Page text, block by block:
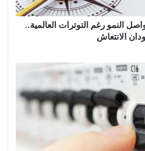
النمو رغم التوترات العالمية..
الانتعاش